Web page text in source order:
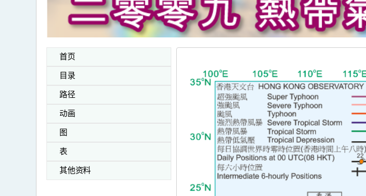
首页
目录
路径
动画
图
表
其他资料